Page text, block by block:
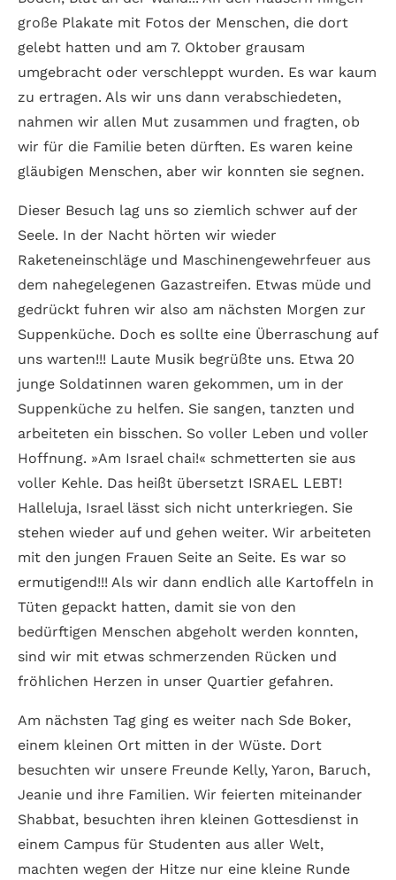
große Plakate mit Fotos der Menschen, die dort
gelebt hatten und am 7. Oktober grausam
umgebracht oder verschleppt wurden. Es war kaum
zu ertragen. Als wir uns dann verabschiedeten,
nahmen wir allen Mut zusammen und fragten, ob
wir für die Familie beten dürften. Es waren keine
gläubigen Menschen, aber wir konnten sie segnen.
Dieser Besuch lag uns so ziemlich schwer auf der
Seele. In der Nacht hörten wir wieder
Raketeneinschläge und Maschinengewehrfeuer aus
dem nahegelegenen Gazastreifen. Etwas müde und
gedrückt fuhren wir also am nächsten Morgen zur
Suppenküche. Doch es sollte eine Überraschung auf
uns warten!!! Laute Musik begrüßte uns. Etwa 20
junge Soldatinnen waren gekommen, um in der
Suppenküche zu helfen. Sie sangen, tanzten und
arbeiteten ein bisschen. So voller Leben und voller
Hoffnung. »Am Israel chai!« schmetterten sie aus
voller Kehle. Das heißt übersetzt ISRAEL LEBT!
Halleluja, Israel lässt sich nicht unterkriegen. Sie
stehen wieder auf und gehen weiter. Wir arbeiteten
mit den jungen Frauen Seite an Seite. Es war so
ermutigend!!! Als wir dann endlich alle Kartoffeln in
Tüten gepackt hatten, damit sie von den
bedürftigen Menschen abgeholt werden konnten,
sind wir mit etwas schmerzenden Rücken und
fröhlichen Herzen in unser Quartier gefahren.
Am nächsten Tag ging es weiter nach Sde Boker,
einem kleinen Ort mitten in der Wüste. Dort
besuchten wir unsere Freunde Kelly, Yaron, Baruch,
Jeanie und ihre Familien. Wir feierten miteinander
Shabbat, besuchten ihren kleinen Gottesdienst in
einem Campus für Studenten aus aller Welt,
machten wegen der Hitze nur eine kleine Runde